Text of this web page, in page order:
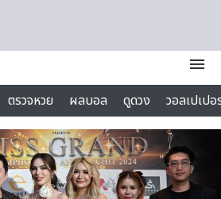
menu
ตรวจหวย ผลบอล ดูดวง
วอลเปเป